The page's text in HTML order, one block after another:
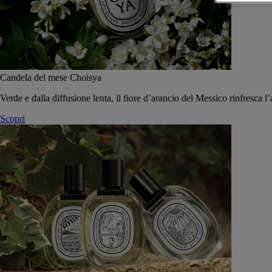
Candela del mese Choisya
Verde e dalla diffusione lenta, il fiore d’arancio del Messico rinfresca
Scopri